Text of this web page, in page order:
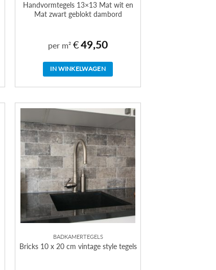
Handvormtegels 13×13 Mat wit en
Mat zwart geblokt dambord
per m²€49,50
IN WINKELWAGEN
BADKAMERTEGELS
Bricks 10 x 20 cm vintage style tegels